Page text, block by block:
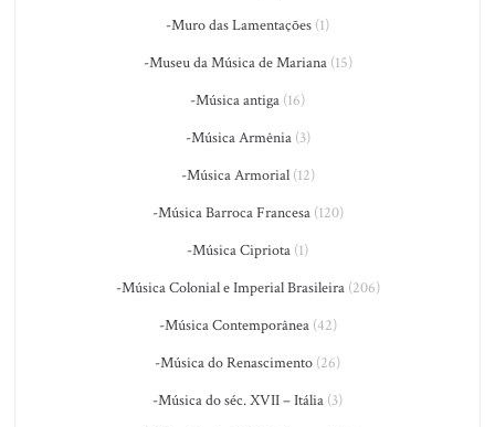
-Muro das Lamentações (1)
-Museu da Música de Mariana(15)
-Música antiga (16)
-Música Armênia(3)
-Música Armorial(12)
-Música Barroca Francesa(120)
-Música Cipriota (1)
-Música Colonial e Imperial Brasileira(206)
-Música Contemporânea(42)
-Música do Renascimento (26)
-Música do séc. XVII – Itália (3)